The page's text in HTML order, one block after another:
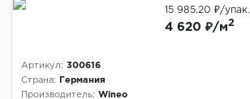
Артикул: 300616
Страна:
Германия
Производитель: Wineo
4 620 ₽/м2
15 985.20 ₽/упак.